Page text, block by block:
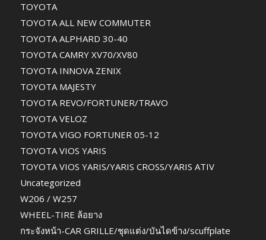
TOYOTA
TOYOTA ALL NEW COMMUTER
TOYOTA ALPHARD 30-40
TOYOTA CAMRY XV70/XV80
TOYOTA INNOVA ZENIX
TOYOTA MAJESTY
TOYOTA REVO/FORTUNER/TRAVO
TOYOTA VELOZ
TOYOTA VIGO FORTUNER 05-12
TOYOTA VIOS YARIS
TOYOTA VIOS YARIS/YARIS CROSS/YARIS ATIV
Uncategorized
W206 / W257
WHEEL-TIRE ล้อยาง
กระจังหน้า-CAR GRILLE/ชุดแต่ง/บันไดข้าง/scuffplate